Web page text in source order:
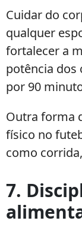
Cuidar do
qualquer
fortalecer a
potência dos
por 90
Outra forma
físico no
como
7.